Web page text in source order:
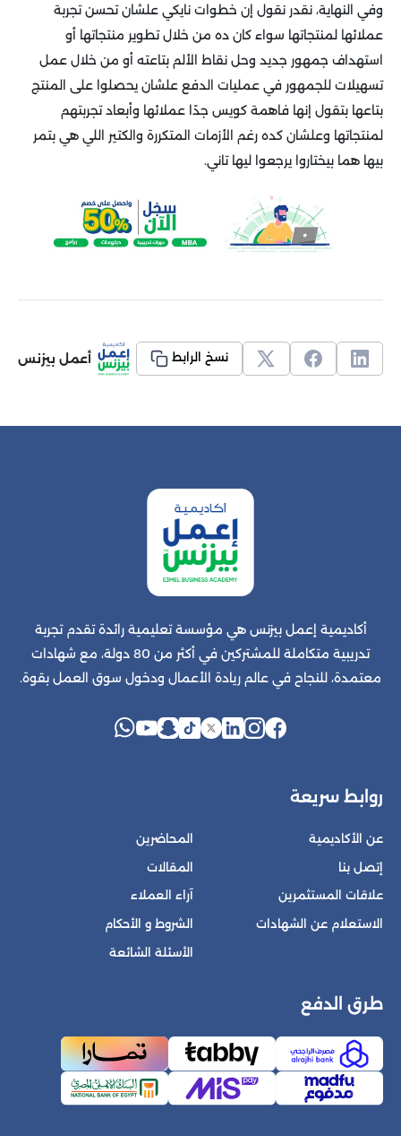
وفي النهاية، نقدر نقول إن خطوات نايكي علشان تحسن تجربة
عملائها لمنتجاتها سواء كان ده من خلال تطوير منتجاتها أو
استهداف جمهور جديد وحل نقاط الألم بتاعته أو من خلال عمل
تسهيلات للجمهور في عمليات الدفع علشان يحصلوا على المنتج
بتاعها بتقول إنها فاهمة كويس جدًا عملائها وأبعاد تجربتهم
لمنتجاتها وعلشان كده رغم الأزمات المتكررة والكتير اللي هي بتمر
بيها هما بيختاروا يرجعوا ليها تاني.
نسخ الرابط أعمل بيزنس
أكاديمية إعمل بيزنس هي مؤسسة تعليمية رائدة تقدم تجربة
تدريبية متكاملة للمشتركين في أكثر من 80 دولة، مع شهادات
معتمدة، للنجاح في عالم ريادة الأعمال ودخول سوق العمل بقوة.
روابط سريعة
عن الأكاديمية
إتصل بنا
علاقات المستثمرين
الاستعلام عن الشهادات
المحاضرين
المقالات
آراء العملاء
الشروط و الأحكام
الأسئلة الشائعة
طرق الدفع